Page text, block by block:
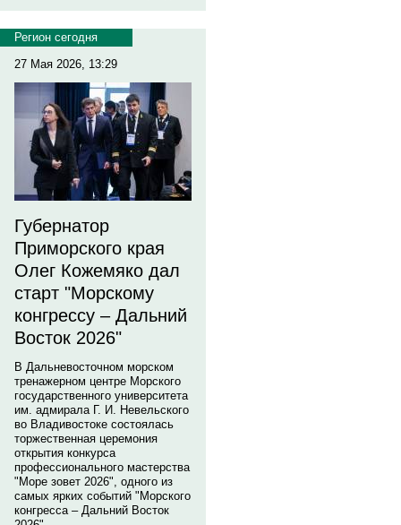
Регион сегодня
27 Мая 2026, 13:29
Губернатор
Приморского края
Олег Кожемяко дал
старт "Морскому
конгрессу – Дальний
Восток 2026"
В Дальневосточном морском
тренажерном центре Морского
государственного университета
им. адмирала Г. И. Невельского
во Владивостоке состоялась
торжественная церемония
открытия конкурса
профессионального мастерства
"Море зовет 2026", одного из
самых ярких событий "Морского
конгресса – Дальний Восток